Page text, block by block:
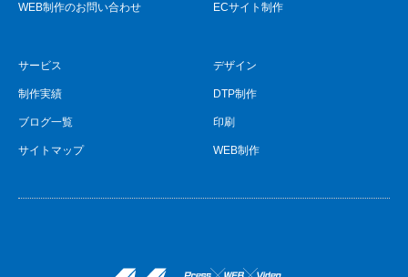
WEB制作のお問い合わせ ECサイト制作
サービス
制作実績
ブログ一覧
サイトマップ
デザイン
DTP制作
印刷
WEB制作